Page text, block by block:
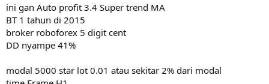
ini gan Auto profit 3.4 Super trend MA
BT 1 tahun di 2015
broker roboforex 5 digit cent
DD nyampe 41%
modal 5000 star lot 0.01 atau sekitar 2% dari modal